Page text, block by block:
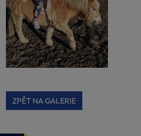
ZPĚT NA GALERIE